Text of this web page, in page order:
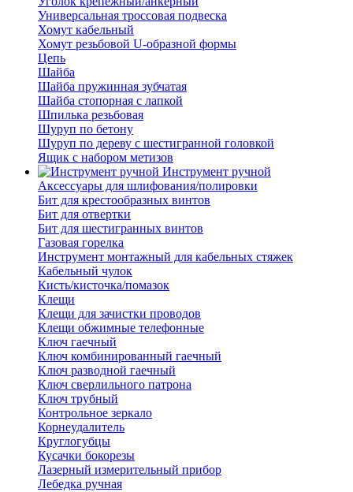
Универсальная троссовая подвеска
Хомут кабельный
Хомут резьбовой U-образной формы
Цепь
Шайба
Шайба пружинная зубчатая
Шайба стопорная с лапкой
Шпилька резьбовая
Шуруп по бетону
Шуруп по дереву с шестигранной головкой
Ящик с набором метизов
Инструмент ручной
Аксессуары для шлифования/полировки
Бит для крестообразных винтов
Бит для отвертки
Бит для шестигранных винтов
Газовая горелка
Инструмент монтажный для кабельных стяжек
Кабельный чулок
Кисть/кисточка/помазок
Клещи
Клещи для зачистки проводов
Клещи обжимные телефонные
Ключ гаечный
Ключ комбинированный гаечный
Ключ разводной гаечный
Ключ сверлильного патрона
Ключ трубный
Контрольное зеркало
Корнеудалитель
Круглогубцы
Кусачки бокорезы
Лазерный измерительный прибор
Лебедка ручная